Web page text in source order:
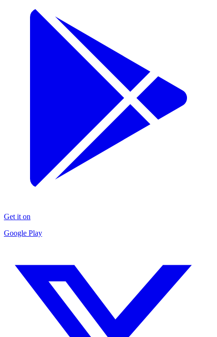
Get it on
Google Play